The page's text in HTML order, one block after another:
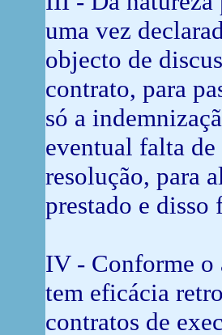
uma vez
objecto de
contrato, para
só a
eventual falta
resolução, para
prestado e disso
IV - Conforme o
tem eficácia
contratos de